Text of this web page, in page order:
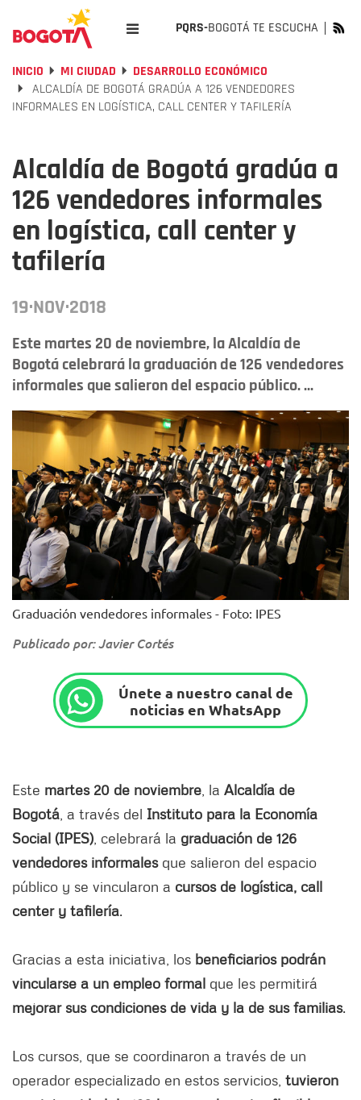
PQRS-BOGOTÁ TE ESCUCHA
INICIO MI CIUDAD
DESARROLLO ECONÓMICO
ALCALDÍA DE BOGOTÁ GRADÚA A 126 VENDEDORES
INFORMALES EN LOGÍSTICA, CALL CENTER Y TAFILERÍA
Alcaldía de Bogotá gradúa a
126 vendedores informales
en logística, call center y
tafilería
19·NOV·2018
Este martes 20 de noviembre, la Alcaldía de
Bogotá celebrará la graduación de 126 vendedores
informales que salieron del espacio público. ...
Graduación vendedores informales - Foto: IPES
Publicado por: Javier Cortés
Únete a nuestro canal de
noticias en WhatsApp
Este martes 20 de noviembre , la Alcaldía de
Bogotá , a través del Instituto para la Economía
Social (IPES) , celebrará la graduación de 126
vendedores informalesque salieron del espacio
público y se vincularon a cursos de logística, call
center y tafilería.
Gracias a esta iniciativa, los beneficiarios podrán
vincularse a un empleo formal que les permitirá
mejorar sus condiciones de vida y la de sus familias.
Los cursos, que se coordinaron a través de un
operador especializado en estos servicios, tuvieron